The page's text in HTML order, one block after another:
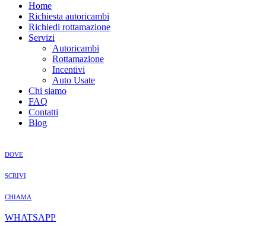
Home
Richiesta autoricambi
Richiedi rottamazione
Servizi
Autoricambi
Rottamazione
Incentivi
Auto Usate
Chi siamo
FAQ
Contatti
Blog
DOVE
SCRIVI
CHIAMA
WHATSAPP